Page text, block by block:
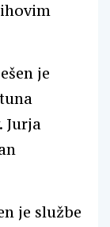
je
Jurja
je službe